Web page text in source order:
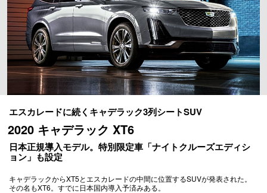
エスカレードに続くキャデラック3列シートSUV
2020 キャデラック XT6
日本正規導入モデル。特別限定車「ナイトクルーズエディシ
ョン」も設定
キャデラックからXT5とエスカレードの中間に位置するSUVが発表された。
その名もXT6。すでに日本国内導入予済みある。